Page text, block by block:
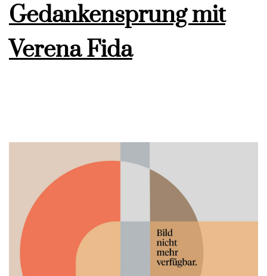
Gedankensprung mit
Verena Fida